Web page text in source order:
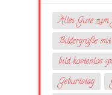
Alles Gute zum
Bildergrüße
bild kostenlos
Geburtstag